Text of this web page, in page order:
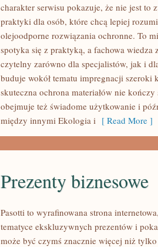
charakter serwisu pokazuje, że nie jest to
praktyki dla osób, które chcą lepiej
olejoodporne rozwiązania ochronne. To
spotyka się z praktyką, a fachowa wiedza
czytelny zarówno dla specjalistów, jak i
buduje wokół tematu impregnacji szeroki
skuteczna ochrona materiałów nie
obejmuje też świadome użytkowanie i
między innymi Ekologia i [ Read More ]
Prezenty biznesowe
Pasotti to wyrafinowana strona
tematyce ekskluzywnych prezentów i
może być czymś znacznie więcej niż